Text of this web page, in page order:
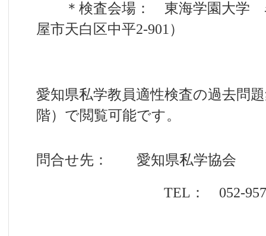
＊検査会場： 東海学園大学
屋市天白区中平2-901）
愛知県私学教員適性検査の過去問
階）で閲覧可能です。
問合せ先： 愛知県私学協会
TEL： 052-957-